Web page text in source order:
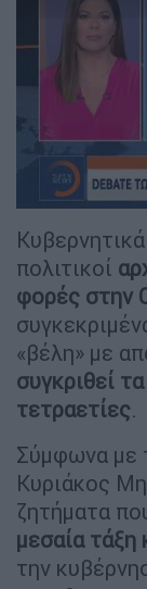
πολιτικοί
φορές στην
«βέλη» με
συγκριθεί
τετραετίες.
Σύμφωνα με
Κυριάκος
ζητήματα
μεσαία
την